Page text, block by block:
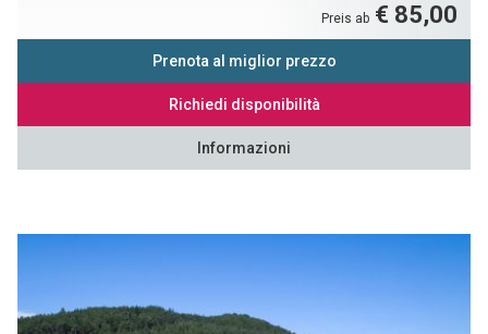
Preis ab € 85,00
Prenota al miglior prezzo
Richiedi disponibilità
Informazioni